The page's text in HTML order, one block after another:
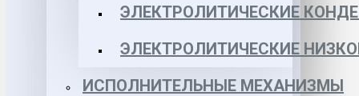
ЭЛЕКТРОЛИТИЧЕСКИЕ
ЭЛЕКТРОЛИТИЧЕСКИЕ
ИСПОЛНИТЕЛЬНЫЕ МЕХАНИЗМЫ